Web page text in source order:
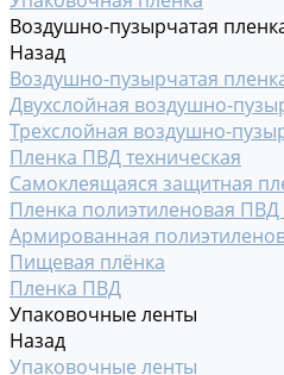
Воздушно-пузырчатая
Назад
Воздушно-пузырчатая
Двухслойная воздушно-
Трехслойная воздушно-
Пленка ПВД техническая
Самоклеящаяся защитная
Пленка полиэтиленовая ПВД
Армированная
Пищевая плёнка
Пленка ПВД
Упаковочные ленты
Назад
Упаковочные ленты